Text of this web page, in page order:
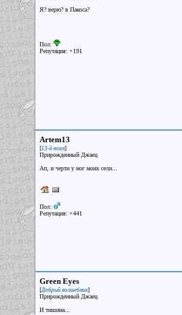
Я? верю? в Пакоса?
Пол:
Репутация: +191
Artem13
[13-й воин]
Прирожденный Джаец
Ап, и черти у ног моих сели...
Пол:
Репутация: +441
Green Eyes
[Добрый волшебник]
Прирожденный Джаец
И тишина...